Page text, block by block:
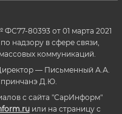
80393 от 01 марта 2021
надзору в сфере связи,
коммуникаций.
— Письменный А.А.
Д.Ю.
с сайта "СарИнформ"
или на страницу с